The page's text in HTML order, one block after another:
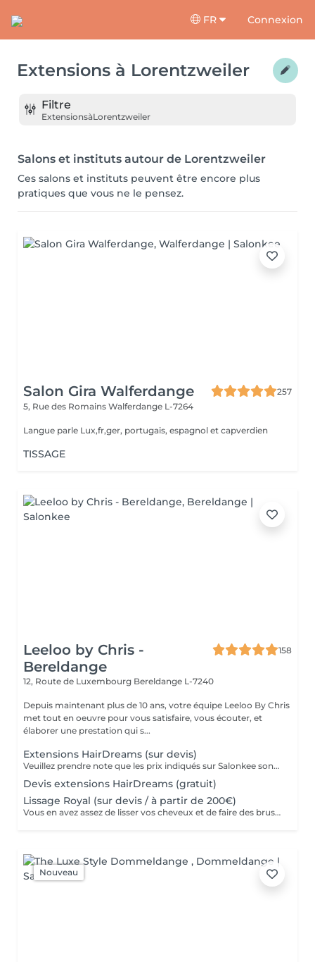
FR Connexion
Extensions à Lorentzweiler
Filtre
ExtensionsàLorentzweiler
Salons et instituts autour de Lorentzweiler
Ces salons et instituts peuvent être encore plus
pratiques que vous ne le pensez.
Salon Gira Walferdange
257
5, Rue des Romains Walferdange L-7264
Langue parle Lux,fr,ger, portugais, espagnol et capverdien
TISSAGE
Leeloo by Chris -
Bereldange
158
12, Route de Luxembourg Bereldange L-7240
Depuis maintenant plus de 10 ans, votre équipe Leeloo By Chris
met tout en oeuvre pour vous satisfaire, vous écouter, et
élaborer une prestation qui s...
Extensions HairDreams (sur devis)
Veuillez prendre note que les prix indiqués sur Salonkee sont communiqués à titre informatif et s'entendent de base. Ces derniers sont susceptibles de varier selon le diagnostic réalisé à votre arrivée au salon et l'expertise du professionnel à qui vous confiez votre beauté. Dans tous les cas, un devis précis vous sera proposé et toutes réalisations de prestations seront effectuées avec votre accord. Un grand merci d'avance pour votre compréhension. Au plaisir de vous revoir très vite.
Devis extensions HairDreams (gratuit)
Lissage Royal (sur devis / à partir de 200€)
Vous en avez assez de lisser vos cheveux et de faire des brushings au quotidien ? Les bienfaits de nos lissages sont nombreux, et ont comme atouts principales un gain de temps au quotidien, et l’avantage d’avoir des cheveux hydratés, brillants, et coiffés en tout temps et sans aucun effort ! Avec sa superbe composition à base d'acide hyaluronique et de protéine de soie, le lissage royal apporte hydratation et brillance à votre chevelure tout en lissant à 100% pour une durée moyenne de 7/8 mois ! Ses bienfaits : -Diminue la chute des cheveux -Diminue la casse des cheveux -Lisse à 100% -Organique, adapté aux enfants et femmes enceintes -Apporte une brillance extrême -Apporte de L'hydratation -Gain de temps au quotidien (adios les brushings et le lisseur) Prenez soin de vous !
Nouveau